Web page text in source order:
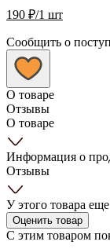
190 ₽/1 шт
Сообщить о
О товаре
Отзывы
О товаре
Информация о
Отзывы
У этого товара
Оценить товар
С этим товаром